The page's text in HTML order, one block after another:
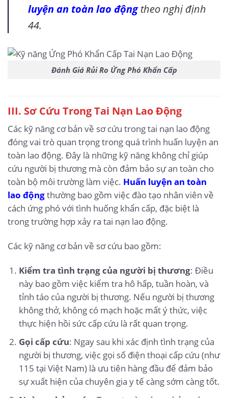
luyện an toàn lao độngtheo nghị định
44.
Đánh Giá Rủi Ro Ứng Phó Khẩn Cấp
III. Sơ Cứu Trong Tai Nạn Lao Động
Các kỹ năng cơ bản về sơ cứu trong tai nạn lao động
đóng vai trò quan trọng trong quá trình huấn luyện an
toàn lao động. Đây là những kỹ năng không chỉ giúp
cứu người bị thương mà còn đảm bảo sự an toàn cho
toàn bộ môi trường làm việc. Huấn luyện an toàn
lao độngthường bao gồm việc đào tạo nhân viên về
cách ứng phó với tình huống khẩn cấp, đặc biệt là
trong trường hợp xảy ra tai nạn lao động.
Các kỹ năng cơ bản về sơ cứu bao gồm:
Kiểm tra tình trạng của người bị thương: Điều
này bao gồm việc kiểm tra hô hấp, tuần hoàn, và
tỉnh táo của người bị thương. Nếu người bị thương
không thở, không có mạch hoặc mất ý thức, việc
thực hiện hồi sức cấp cứu là rất quan trọng.
Gọi cấp cứu: Ngay sau khi xác định tình trạng của
người bị thương, việc gọi số điện thoại cấp cứu (như
115 tại Việt Nam) là ưu tiên hàng đầu để đảm bảo
sự xuất hiện của chuyên gia y tế càng sớm càng tốt.